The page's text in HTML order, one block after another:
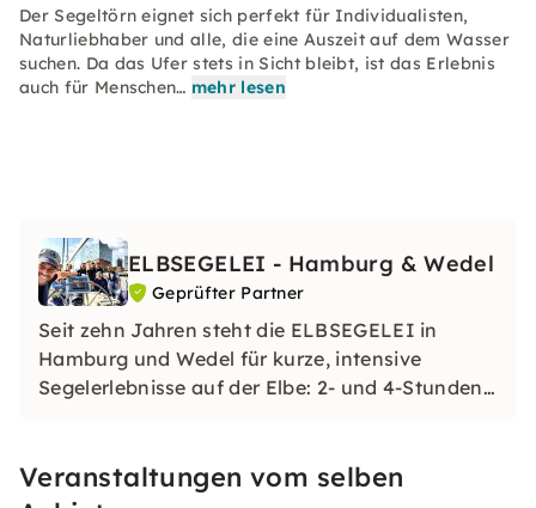
Der Segeltörn eignet sich perfekt für Individualisten,
Naturliebhaber und alle, die eine Auszeit auf dem Wasser
suchen. Da das Ufer stets in Sicht bleibt, ist das Erlebnis
auch für Menschen… mehr lesen
ELBSEGELEI - Hamburg & Wedel
Geprüfter Partner
Seit zehn Jahren steht die ELBSEGELEI in
Hamburg und Wedel für kurze, intensive
Segelerlebnisse auf der Elbe: 2- und 4-Stunden-
und klarer Führung eine besondere Atmosphäre
an Bord schafft.
Veranstaltungen vom selben